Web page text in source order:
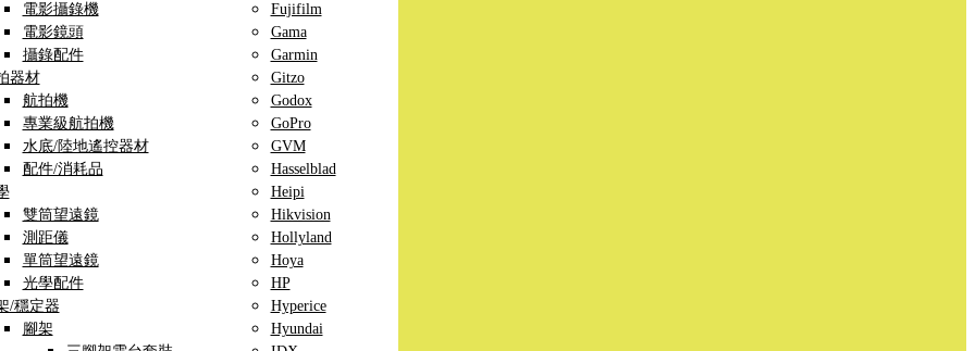
電影攝錄機
電影鏡頭
攝錄配件
器材
航拍機
專業級航拍機
水底/陸地遙控器材
配件/消耗品
雙筒望遠鏡
測距儀
單筒望遠鏡
光學配件
/穩定器
腳架
Fujifilm
Gama
Garmin
Gitzo
Godox
GoPro
GVM
Hasselblad
Heipi
Hikvision
Hollyland
Hoya
HP
Hyperice
Hyundai